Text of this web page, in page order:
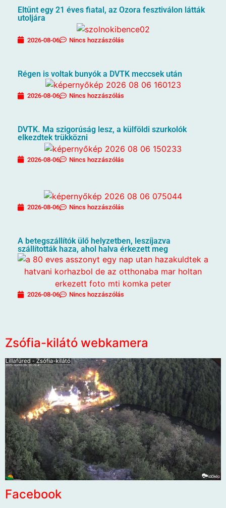
Eltűnt egy 21 éves fiatal, az Ozora fesztiválon látták
utoljára
2026-08-06 Nincs hozzászólás
Régen is voltak bunyók a DVTK meccsek után
2026-08-06 Nincs hozzászólás
DVTK. Ma szigorúság lesz, a külföldi szurkolók
elkezdtek trükközni
2026-08-06 Nincs hozzászólás
2026-08-06 Nincs hozzászólás
A betegszállítók ülő helyzetben, leszíjazva
szállították haza, ahol halva érkezett meg
2026-08-06 Nincs hozzászólás
Zsófia-kilátó webkamera
Facebook